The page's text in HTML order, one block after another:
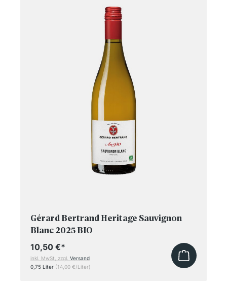
Gérard Bertrand Heritage Sauvignon
Blanc 2025 BIO
10,50 €*
inkl. MwSt, zzgl. Versand
0,75 Liter (14,00 €/Liter)